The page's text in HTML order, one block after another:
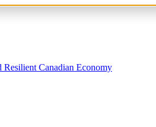
Canadian Economy